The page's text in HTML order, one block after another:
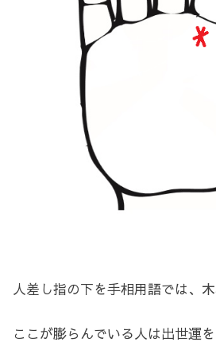
人差し指の下を手相用語では、木
ここが膨らんでいる人は出世運